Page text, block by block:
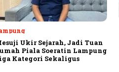
Ukir Sejarah, Jadi Tuan
Piala Soeratin Lampung
Kategori Sekaligus